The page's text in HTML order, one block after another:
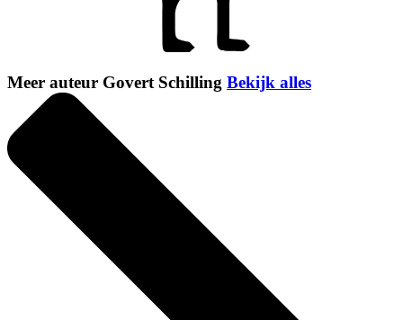
Meer auteur Govert Schilling Bekijk alles